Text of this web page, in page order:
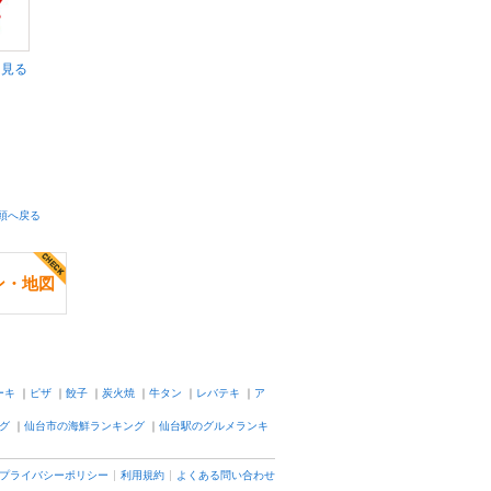
る
へ戻る
・地図
キ ｜ ピザ ｜ 餃子 ｜ 炭火焼 ｜ 牛タン ｜ レバテキ ｜ ア
｜ 仙台市の海鮮ランキング ｜ 仙台駅のグルメランキ
プライバシーポリシー 利用規約 よくある問い合わせ